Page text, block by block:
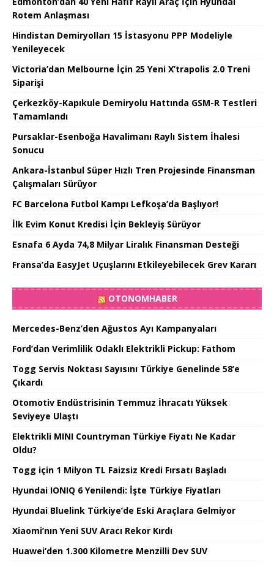
Rotem Anlaşması
Hindistan Demiryolları 15 İstasyonu PPP Modeliyle
Yenileyecek
Victoria’dan Melbourne İçin 25 Yeni X’trapolis 2.0 Treni
Siparişi
Çerkezköy-Kapıkule Demiryolu Hattında GSM-R Testleri
Tamamlandı
Pursaklar-Esenboğa Havalimanı Raylı Sistem İhalesi
Sonucu
Ankara-İstanbul Süper Hızlı Tren Projesinde Finansman
Çalışmaları Sürüyor
FC Barcelona Futbol Kampı Lefkoşa’da Başlıyor!
İlk Evim Konut Kredisi İçin Bekleyiş Sürüyor
Esnafa 6 Ayda 74,8 Milyar Liralık Finansman Desteği
Fransa’da EasyJet Uçuşlarını Etkileyebilecek Grev Kararı
OTONOMHABER
Mercedes-Benz’den Ağustos Ayı Kampanyaları
Ford’dan Verimlilik Odaklı Elektrikli Pickup: Fathom
Togg Servis Noktası Sayısını Türkiye Genelinde 58’e
Çıkardı
Otomotiv Endüstrisinin Temmuz İhracatı Yüksek
Seviyeye Ulaştı
Elektrikli MINI Countryman Türkiye Fiyatı Ne Kadar
Oldu?
Togg için 1 Milyon TL Faizsiz Kredi Fırsatı Başladı
Hyundai IONIQ 6 Yenilendi: İşte Türkiye Fiyatları
Hyundai Bluelink Türkiye’de Eski Araçlara Gelmiyor
Xiaomi’nın Yeni SUV Aracı Rekor Kırdı
Huawei’den 1.300 Kilometre Menzilli Dev SUV